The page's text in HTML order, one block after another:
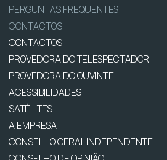
PERGUNTAS FREQUENTES
CONTACTOS
CONTACTOS
PROVEDORA DO TELESPECTADOR
PROVEDORA DO OUVINTE
ACESSIBILIDADES
SATÉLITES
A EMPRESA
CONSELHO GERAL INDEPENDENTE